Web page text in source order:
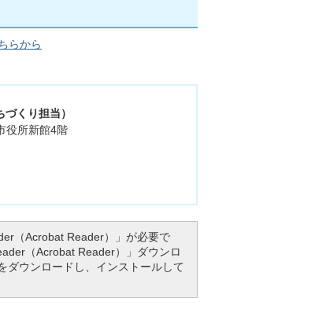
らから
くり担当）
役所新館4階
（Acrobat Reader）」が必要で
（Acrobat Reader）」ダウンロ
ダウンロードし、インストールして